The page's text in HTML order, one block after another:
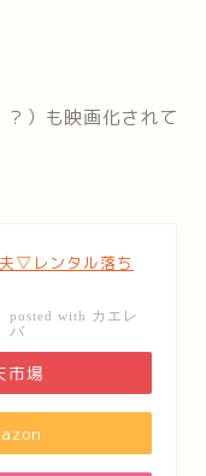
）も映画化されて
▽レンタル落ち
posted with カエレ
バ
市場